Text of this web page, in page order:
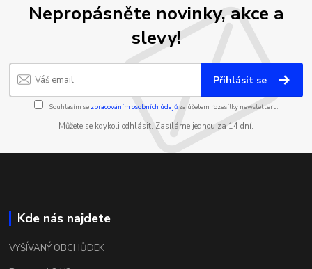
Nepropásněte novinky, akce a
slevy!
Přihlásit se
Souhlasím se zpracováním osobních údajůza účelem rozesílky newsletteru.
Můžete se kdykoli odhlásit. Zasíláme jednou za 14 dní.
Kde nás najdete
VYŠÍVANÝ OBCHŮDEK